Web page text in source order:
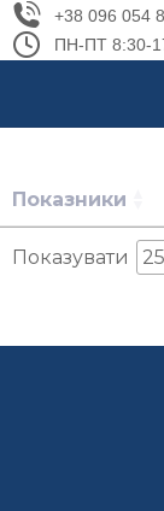
+38 096 054
ПН-ПТ 8:30-
Показники
Показувати